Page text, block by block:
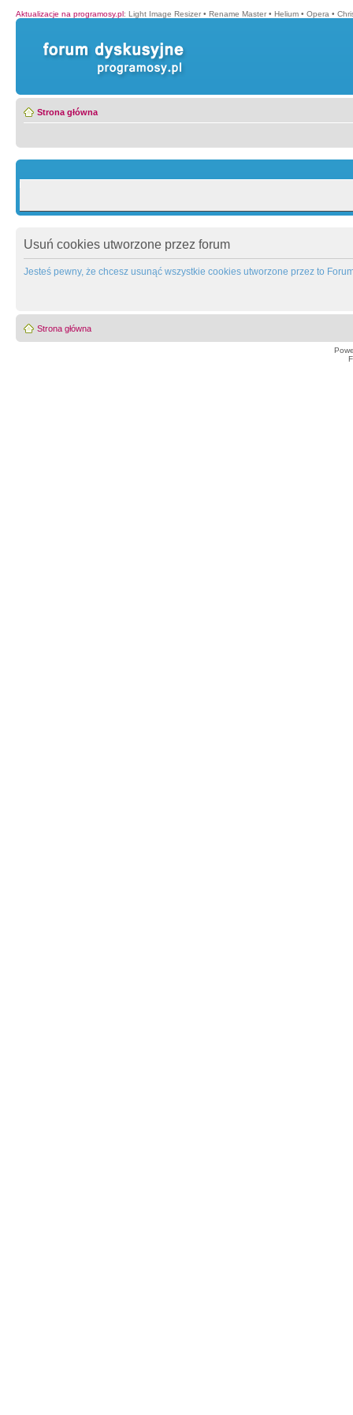
Aktualizacje na programosy.pl: Light Image Resizer • Rename Master • Helium • Opera •
Strona główna
Usuń cookies utworzone przez forum
Jesteś pewny, że chcesz usunąć wszystkie cookies utworzone przez to
Strona główna